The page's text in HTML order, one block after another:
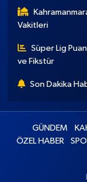
Vakitleri
Süper Lig
ve Fikstür
Son Dakika
GÜNDEM
ÖZEL HABER